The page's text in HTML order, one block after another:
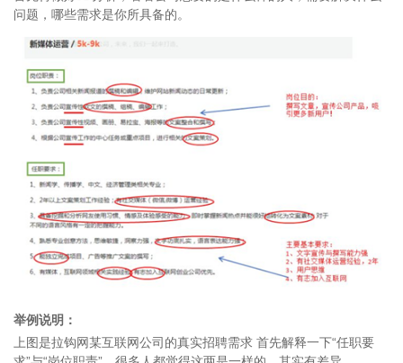
问题，哪些需求是你所具备的。
举例说明：
上图是拉钩网某互联网公司的真实招聘需求 首先解释一下“任职要